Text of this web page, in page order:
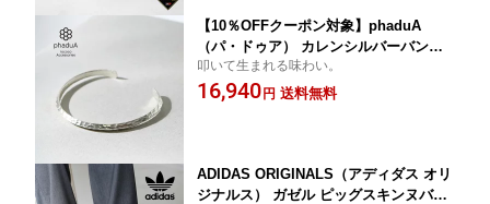
【10％OFFクーポン対象】phaduA
（パ・ドゥア） カレンシルバーバング
ル ポイントセンターハンマードアイ
ズ 鎚目（つちめ） / メンズ レディー
叩いて生まれる味わい。
16,940 円 送料無料
ADIDAS ORIGINALS（アディダス オリ
ジナルス） ガゼル ピッグスキンヌバッ